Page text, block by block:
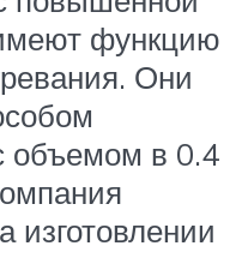
функцию
Они
объемом в 0.4
изготовлении